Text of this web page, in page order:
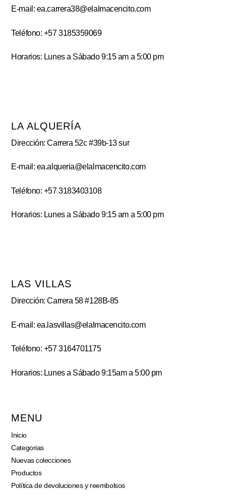
E-mail: ea.carrera38@elalmacencito.com
Teléfono: +57 3185359069
Horarios: Lunes a Sábado 9:15 am a 5:00 pm
LA ALQUERÍA
Dirección: Carrera 52c #39b-13 sur
E-mail: ea.alqueria@elalmacencito.com
Teléfono: +57 3183403108
Horarios: Lunes a Sábado 9:15 am a 5:00 pm
LAS VILLAS
Dirección: Carrera 58 #128B-85
E-mail: ea.lasvillas@elalmacencito.com
Teléfono: +57 3164701175
Horarios: Lunes a Sábado 9:15am a 5:00 pm
MENU
Inicio
Categorias
Nuevas colecciones
Productos
Política de devoluciones y reembolsos